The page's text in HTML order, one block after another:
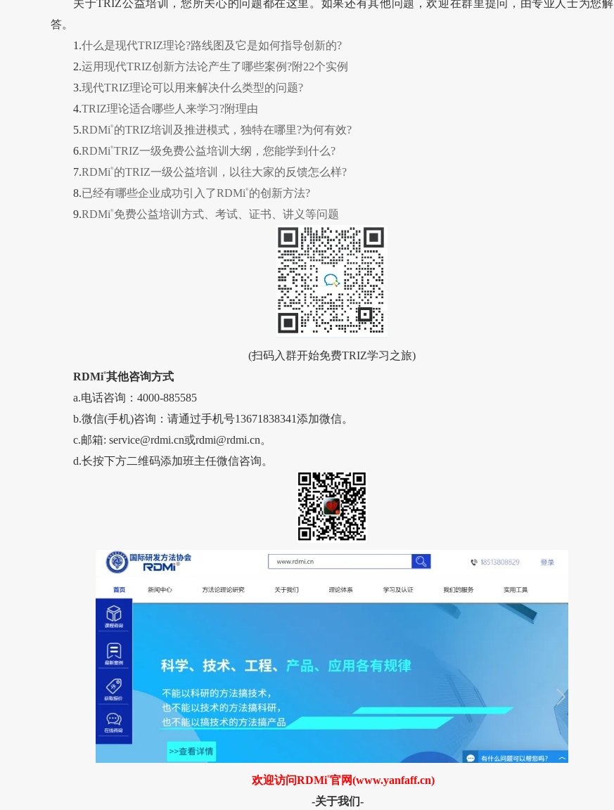
关于TRIZ公益培训，您所关心的问题都在这里。如果还有其他问题，欢迎在群里提问，由专业人士为您解
答。
1.什么是现代TRIZ理论?路线图及它是如何指导创新的?
2.运用现代TRIZ创新方法论产生了哪些案例?附22个实例
3.现代TRIZ理论可以用来解决什么类型的问题?
4.TRIZ理论适合哪些人来学习?附理由
5.RDMi®的TRIZ培训及推进模式，独特在哪里?为何有效?
6.RDMi®TRIZ一级免费公益培训大纲，您能学到什么?
7.RDMi®的TRIZ一级公益培训，以往大家的反馈怎么样?
8.已经有哪些企业成功引入了RDMi®的创新方法?
9.RDMi®免费公益培训方式、考试、证书、讲义等问题
(扫码入群开始免费TRIZ学习之旅)
RDMi®其他咨询方式
a.电话咨询：4000-885585
b.微信(手机)咨询：请通过手机号13671838341添加微信。
c.邮箱: service@rdmi.cn或rdmi@rdmi.cn。
d.长按下方二维码添加班主任微信咨询。
欢迎访问RDMi®官网(www.yanfaff.cn)
-关于我们-